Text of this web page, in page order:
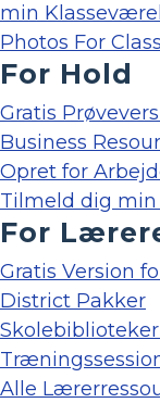
min
Photos For Class
For Hold
Gratis
Business
Opret for
Tilmeld dig min
For
Gratis Version
District Pakker
Alle